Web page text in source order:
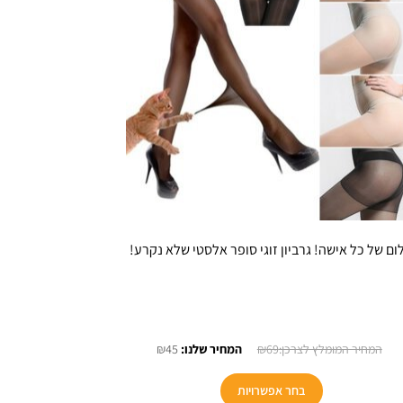
של כל אישה! גרביון זוגי סופר אלסטי שלא נקרע!
₪69
המחיר
היה:
₪45 המחיר
בחר אפשרויות